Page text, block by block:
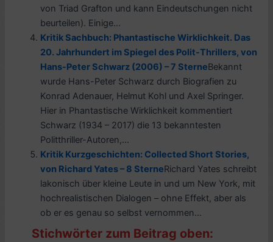
von Triad Grafton und kann Eindeutschungen nicht
beurteilen). Einige...
Kritik Sachbuch: Phantastische Wirklichkeit. Das
20. Jahrhundert im Spiegel des Polit-Thrillers, von
Hans-Peter Schwarz (2006) – 7 SterneBekannt
wurde Hans-Peter Schwarz durch Biografien zu
Konrad Adenauer, Helmut Kohl und Axel Springer.
Hier in Phantastische Wirklichkeit kommentiert
Schwarz (1934 – 2017) die 13 bekanntesten
Politthriller-Autoren,...
Kritik Kurzgeschichten: Collected Short Stories,
von Richard Yates – 8 SterneRichard Yates schreibt
lakonisch über kleine Leute in und um New York, mit
hochrealistischen Dialogen – ohne Effekt, aber als
ob er es genau so selbst vernommen...
Stichwörter zum Beitrag oben: